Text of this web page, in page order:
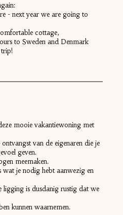
- next year we are going to
cottage,
to Sweden and Denmark
mooie vakantiewoning met
van de eigenaren die je
geven.
meemaken.
wat je nodig hebt aanwezig en
ligging is dusdanig rustig dat we
kunnen waarnemen.